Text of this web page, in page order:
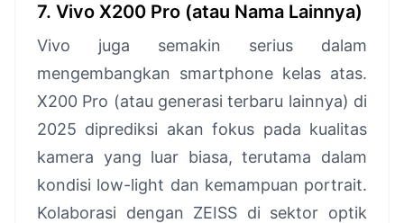
7. Vivo X200 Pro (atau Nama Lainnya)
Vivo juga semakin serius dalam
mengembangkan smartphone kelas atas.
X200 Pro (atau generasi terbaru lainnya) di
2025 diprediksi akan fokus pada kualitas
kamera yang luar biasa, terutama dalam
kondisi low-light dan kemampuan portrait.
Kolaborasi dengan ZEISS di sektor optik